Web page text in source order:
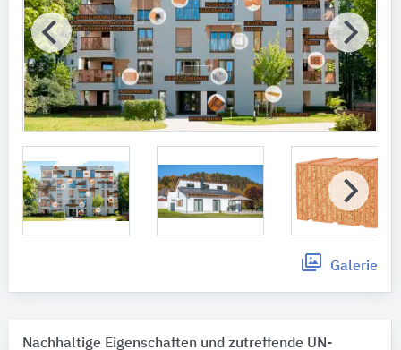
Galerie
Nachhaltige Eigenschaften und zutreffende UN-